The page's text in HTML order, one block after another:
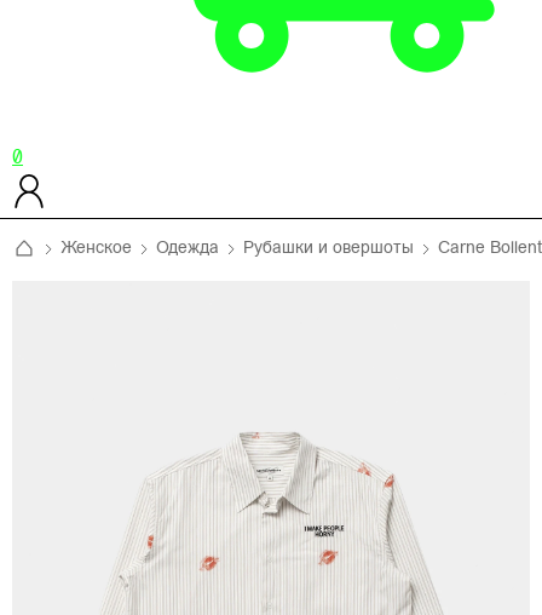
0
Женское Одежда Рубашки и овершоты Carne